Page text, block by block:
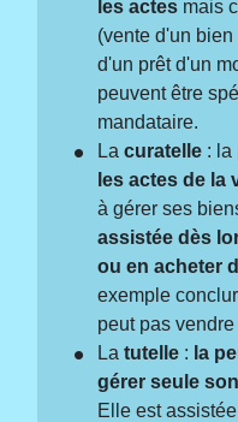
les actes mais
(vente d'un
d'un prêt d'un
peuvent être
mandataire.
Lacuratelle : la
les actes de la
à gérer ses
assistée dès
ou en acheter
exemple
peut pas
Latutelle : la
gérer seule
Elle est